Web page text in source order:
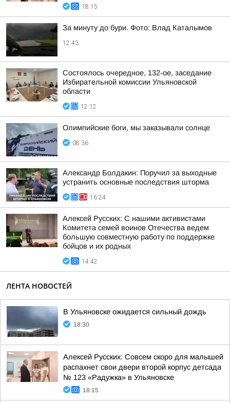
18:15
За минуту до бури. Фото: Влад Каталымов
12:43
Состоялось очередное, 132-ое, заседание
Избирательной комиссии Ульяновской
области
12:12
Олимпийские боги, мы заказывали солнце
08:36
Александр Болдакин: Поручил за выходные
устранить основные последствия шторма
16:24
Алексей Русских: С нашими активистами
Комитета семей воинов Отечества ведем
большую совместную работу по поддержке
бойцов и их родных
14:42
ЛЕНТА НОВОСТЕЙ
В Ульяновске ожидается сильный дождь
18:30
Алексей Русских: Совсем скоро для малышей
распахнет свои двери второй корпус детсада
№ 123 «Радужка» в Ульяновске
18:15